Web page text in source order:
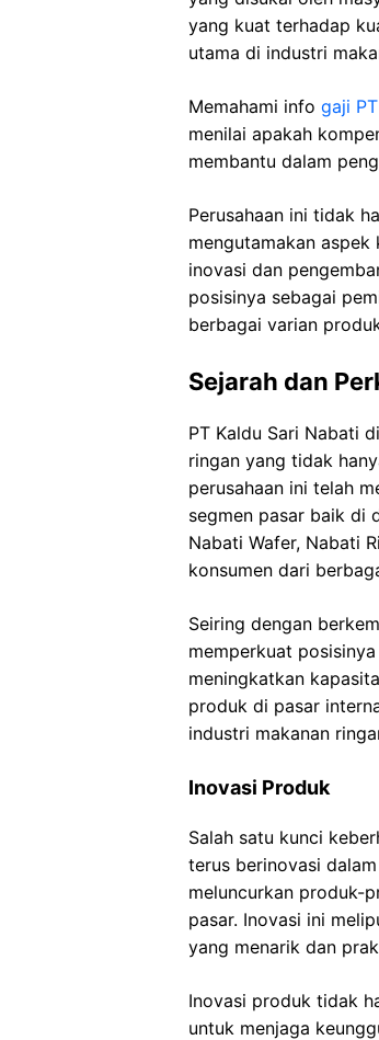
yang kuat terhadap
utama di industri
Memahami info gaji
menilai apakah
membantu dalam
Perusahaan ini tidak
mengutamakan
inovasi dan
posisinya sebagai
berbagai varian
Sejarah dan
PT Kaldu Sari Nabati
ringan yang tidak
perusahaan ini telah
segmen pasar baik di
Nabati Wafer, Nabati
konsumen dari
Seiring dengan
memperkuat
meningkatkan
produk di pasar
industri makanan
Inovasi Produk
Salah satu kunci
terus berinovasi
meluncurkan produk-
pasar. Inovasi ini
yang menarik dan
Inovasi produk tidak
untuk menjaga